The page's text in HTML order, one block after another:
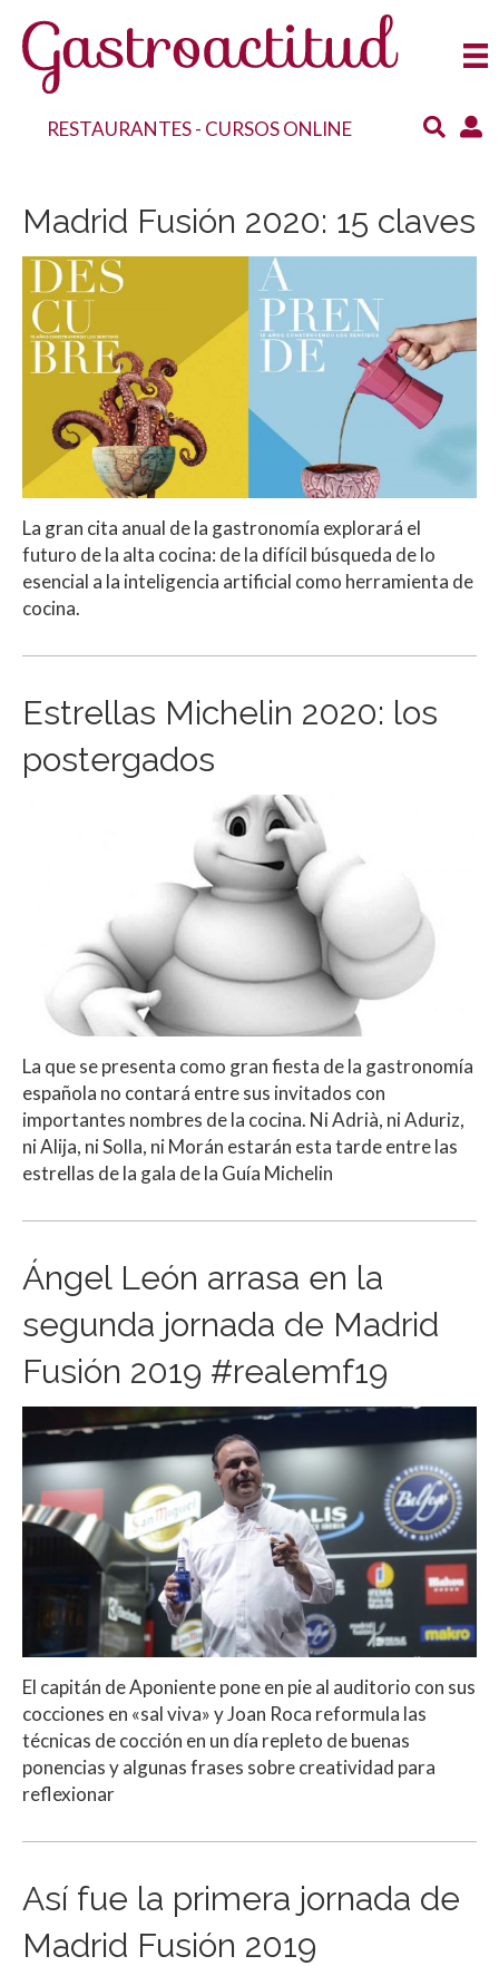
RESTAURANTES- CURSOS ONLINE
Madrid Fusión 2020: 15 claves
La gran cita anual de la gastronomía explorará el
futuro de la alta cocina: de la difícil búsqueda de lo
esencial a la inteligencia artificial como herramienta de
cocina.
Estrellas Michelin 2020: los
postergados
La que se presenta como gran fiesta de la gastronomía
española no contará entre sus invitados con
importantes nombres de la cocina. Ni Adrià, ni Aduriz,
ni Alija, ni Solla, ni Morán estarán esta tarde entre las
estrellas de la gala de la Guía Michelin
Ángel León arrasa en la
segunda jornada de Madrid
Fusión 2019 #realemf19
El capitán de Aponiente pone en pie al auditorio con sus
cocciones en «sal viva» y Joan Roca reformula las
técnicas de cocción en un día repleto de buenas
ponencias y algunas frases sobre creatividad para
reflexionar
Así fue la primera jornada de
Madrid Fusión 2019